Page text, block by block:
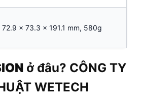
72.9 × 73.3 × 191.1 mm, 580g
ở đâu? CÔNG TY
WETECH